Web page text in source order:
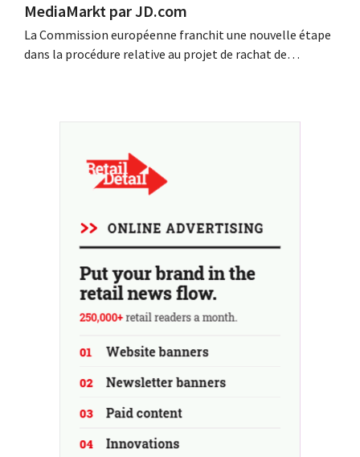
MediaMarkt par JD.com
La Commission européenne franchit une nouvelle étape
dans la procédure relative au projet de rachat de